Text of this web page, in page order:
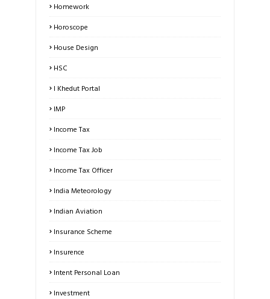
Homework
Horoscope
House Design
HSC
I Khedut Portal
IMP
Income Tax
Income Tax Job
Income Tax Officer
India Meteorology
Indian Aviation
Insurance Scheme
Insurence
Intent Personal Loan
Investment